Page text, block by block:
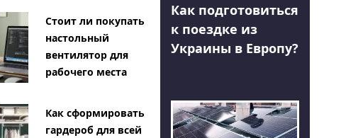
Стоит ли покупать
настольный
вентилятор для
рабочего места
Как сформировать
гардероб для всей
Как подготовиться
к поездке из
Украины в Европу?